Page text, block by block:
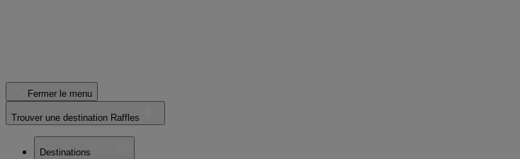
Fermer le menu
Trouver une destination Raffles
Destinations